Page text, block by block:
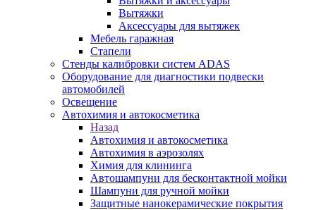
Вытяжки
Аксессуары для вытяжек
Мебель гаражная
Стапели
Стенды калибровки систем ADAS
Оборудование для диагностики подвески
автомобилей
Освещение
Автохимия и автокосметика
Назад
Автохимия и автокосметика
Автохимия в аэрозолях
Химия для клининга
Автошампуни для бесконтактной мойки
Шампуни для ручной мойки
Защитные нанокерамические покрытия